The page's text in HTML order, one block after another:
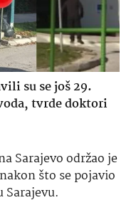
su se još 29.
tvrde doktori
Sarajevo održao je
što se pojavio
Sarajevu.